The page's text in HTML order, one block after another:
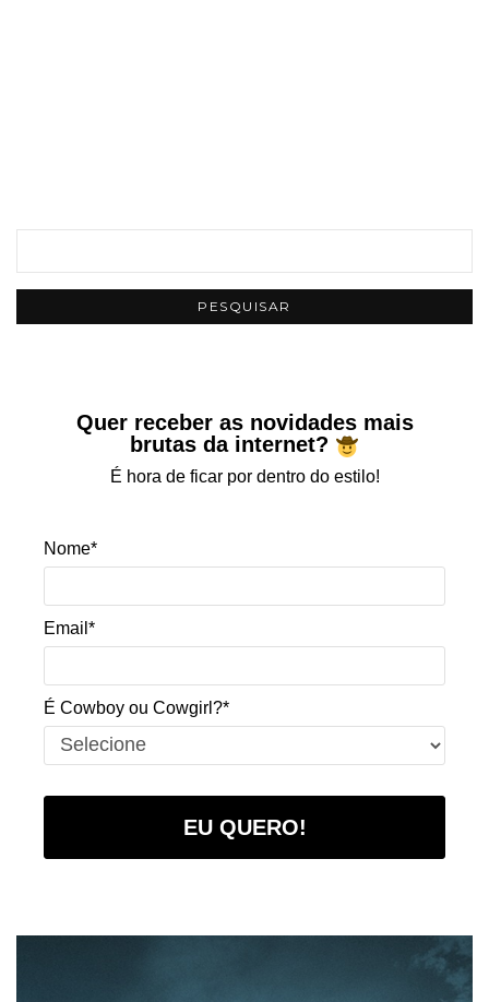
Quer receber as novidades mais
brutas da internet?
É hora de ficar por dentro do estilo!
Nome*
Email*
É Cowboy ou Cowgirl?*
EU QUERO!